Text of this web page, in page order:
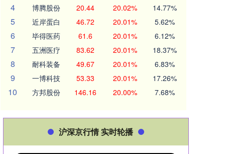
4 博腾股份 20.44 20.02% 14.77%
5 近岸蛋白 46.72 20.01% 5.62%
6 毕得医药 61.6 20.01% 6.12%
7 五洲医疗 83.62 20.01% 18.37%
8 耐科装备 49.67 20.01% 6.83%
9 一博科技 53.33 20.01% 17.26%
10 方邦股份 146.16 20.00% 7.68%
沪深京行情 实时轮播